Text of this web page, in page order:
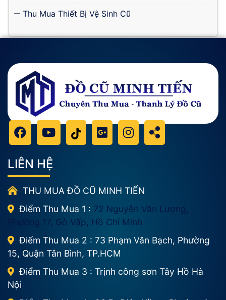
Thu Mua Thiết Bị Vệ Sinh Cũ
LIÊN HỆ
THU MUA ĐỒ CŨ MINH TIẾN
Điểm Thu Mua 1 : 72 Nguyễn Văn Lượng,
Phường 17, Gò Vấp, Hồ Chí Minh
Điểm Thu Mua 2 : 73 Phạm Văn Bạch, Phường
15, Quận Tân Bình, TP.HCM
Điểm Thu Mua 3 : Trịnh công sơn Tây Hồ Hà
Nội